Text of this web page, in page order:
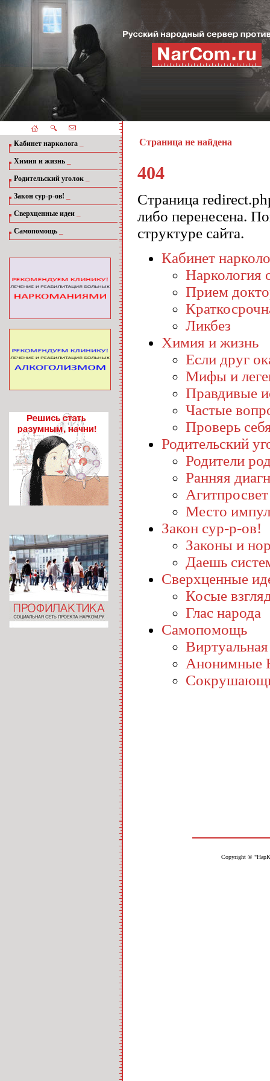
Кабинет нарколога
Химия и жизнь
Родительский уголок
Закон сур-р-ов!
Сверхценные идеи
Самопомощь
Страница не найдена
404
Страница
либо перенесена.
структуре сайта.
Кабинет
Наркология
Прием
Ликбез
Химия и жизнь
Если друг
Мифы и
Правдивые
Частые
Проверь
Родительский
Родители
Ранняя
Агитпросвет
Место
Закон сур-р-ов!
Законы и
Даешь
Сверхценные
Косые
Глас народа
Самопомощь
Анонимные
Copyright ©